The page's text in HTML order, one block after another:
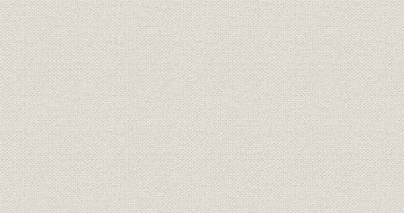
製造工程;事業所 製銑、製鋼 昭和22年
製造工程;施設 圧延 昭和21年~